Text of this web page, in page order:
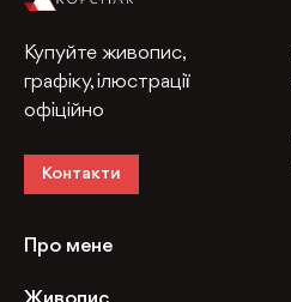
Купуйте живопис,
графіку, ілюстрації
офіційно
Контакти
Про мене